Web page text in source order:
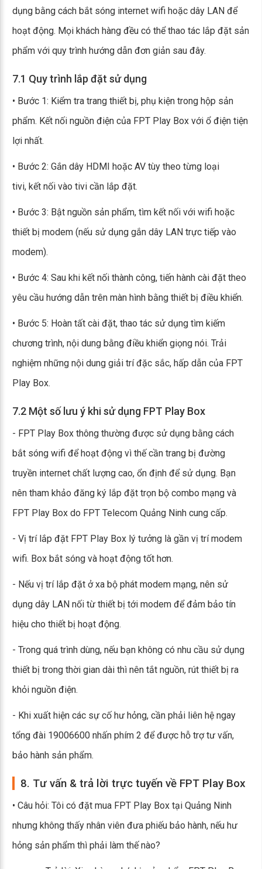
dụng bằng cách bắt sóng internet wifi hoặc dây LAN để
hoạt động. Mọi khách hàng đều có thể thao tác lắp đặt sản
phẩm với quy trình hướng dẫn đơn giản sau đây.
7.1 Quy trình lắp đặt sử dụng
• Bước 1: Kiểm tra trang thiết bị, phụ kiện trong hộp sản
phẩm. Kết nối nguồn điện của FPT Play Box với ổ điện tiện
lợi nhất.
• Bước 2: Gắn dây HDMI hoặc AV tùy theo từng loại
tivi, kết nối vào tivi cần lắp đặt.
• Bước 3: Bật nguồn sản phẩm, tìm kết nối với wifi hoặc
thiết bị modem (nếu sử dụng gắn dây LAN trực tiếp vào
modem).
• Bước 4: Sau khi kết nối thành công, tiến hành cài đặt theo
yêu cầu hướng dẫn trên màn hình bằng thiết bị điều khiển.
• Bước 5: Hoàn tất cài đặt, thao tác sử dụng tìm kiếm
chương trình, nội dung bằng điều khiển giọng nói. Trải
nghiệm những nội dung giải trí đặc sắc, hấp dẫn của FPT
Play Box.
7.2 Một số lưu ý khi sử dụng FPT Play Box
- FPT Play Box thông thường được sử dụng bằng cách
bắt sóng wifi để hoạt động vì thế cần trang bị đường
truyền internet chất lượng cao, ổn định để sử dụng. Bạn
nên tham khảo đăng ký lắp đặt trọn bộ combo mạng và
FPT Play Box do FPT Telecom Quảng Ninh cung cấp.
- Vị trí lắp đặt FPT Play Box lý tưởng là gần vị trí modem
wifi. Box bắt sóng và hoạt động tốt hơn.
- Nếu vị trí lắp đặt ở xa bộ phát modem mạng, nên sử
dụng dây LAN nối từ thiết bị tới modem để đảm bảo tín
hiệu cho thiết bị hoạt động.
- Trong quá trình dùng, nếu bạn không có nhu cầu sử dụng
thiết bị trong thời gian dài thì nên tắt nguồn, rút thiết bị ra
khỏi nguồn điện.
- Khi xuất hiện các sự cố hư hỏng, cần phải liên hệ ngay
tổng đài 19006600 nhấn phím 2 để được hỗ trợ tư vấn,
bảo hành sản phẩm.
8. Tư vấn & trả lời trực tuyến về FPT Play Box
• Câu hỏi: Tôi có đặt mua FPT Play Box tại Quảng Ninh
nhưng không thấy nhân viên đưa phiếu bảo hành, nếu hư
hỏng sản phẩm thì phải làm thế nào?